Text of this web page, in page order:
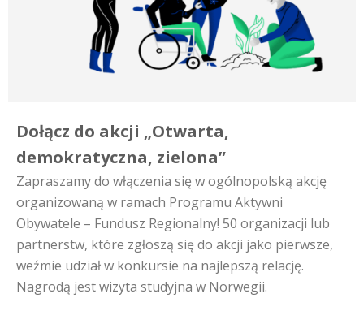
Dołącz do akcji „Otwarta,
demokratyczna, zielona”
Zapraszamy do włączenia się w ogólnopolską akcję
organizowaną w ramach Programu Aktywni
Obywatele – Fundusz Regionalny! 50 organizacji lub
partnerstw, które zgłoszą się do akcji jako pierwsze,
weźmie udział w konkursie na najlepszą relację.
Nagrodą jest wizyta studyjna w Norwegii.